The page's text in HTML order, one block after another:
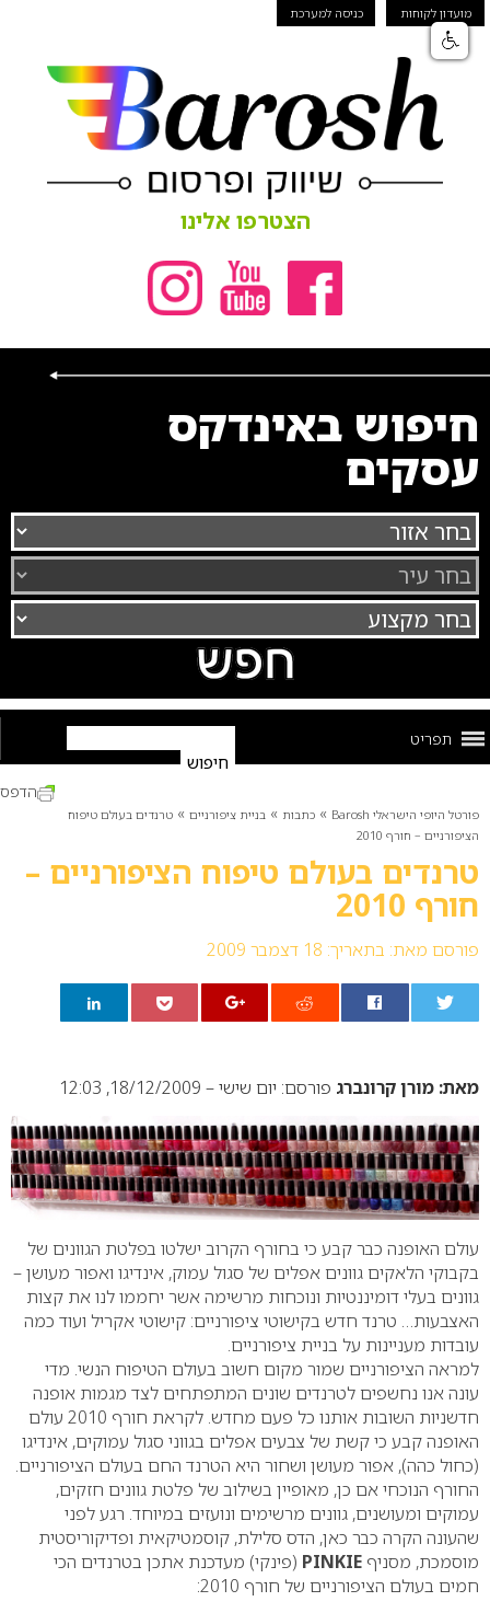
מועדון לקוחות כניסה למערכת
הצטרפו אלינו
חיפוש באינדקס
עסקים
תפריט
פורטל היופי הישראלי Barosh » כתבות » בניית ציפורניים » טרנדים בעולם טיפוח
הציפורניים – חורף 2010
טרנדים בעולם טיפוח הציפורניים –
חורף 2010
פורסם מאת: בתאריך: 18 דצמבר 2009
הדפס
מאת: מורן קרונברג פורסם: יום שישי – 18/12/2009, 12:03
עולם האופנה כבר קבע כי בחורף הקרוב ישלטו בפלטת הגוונים של
בקבוקי הלאקים גוונים אפלים של סגול עמוק, אינדיגו ואפור מעושן –
גוונים בעלי דומיננטיות ונוכחות מרשימה אשר יחממו לנו את קצות
האצבעות… טרנד חדש בקישוטי ציפורניים: קישוטי אקריל ועוד כמה
עובדות מעניינות על בניית ציפורניים.
למראה הציפורניים שמור מקום חשוב בעולם הטיפוח הנשי. מדי
עונה אנו נחשפים לטרנדים שונים המתפתחים לצד מגמות אופנה
חדשניות השובות אותנו כל פעם מחדש. לקראת חורף 2010 עולם
האופנה קבע כי קשת של צבעים אפלים בגווני סגול עמוקים, אינדיגו
(כחול כהה), אפור מעושן ושחור היא הטרנד החם בעולם הציפורניים.
החורף הנוכחי אם כן, מאופיין בשילוב של פלטת גוונים חזקים,
עמוקים ומעושנים, גוונים מרשימים ונועזים במיוחד. רגע לפני
שהעונה הקרה כבר כאן, הדס סלילת, קוסמטיקאית ופדיקוריסטית
מוסמכת, מסניף PINKIE (פינקי) מעדכנת אתכן בטרנדים הכי
חמים בעולם הציפורניים של חורף 2010: